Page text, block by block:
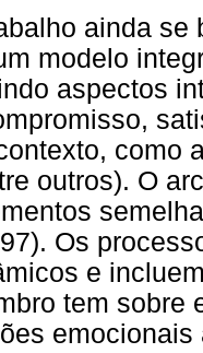
ainda
modelo
aspectos
como
outros). O
Os
e
tem sobre